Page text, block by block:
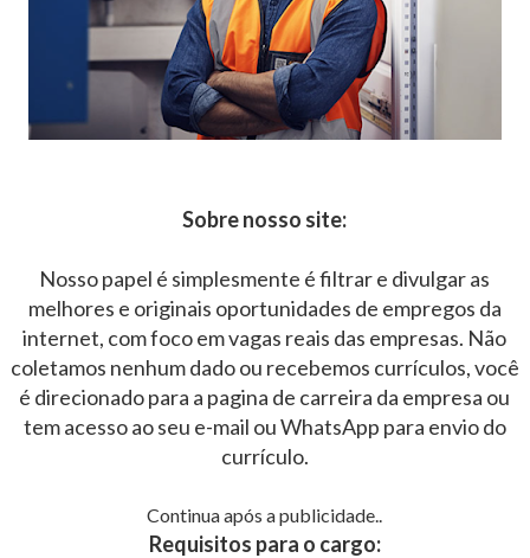
Sobre nosso site:
Nosso papel é simplesmente é filtrar e divulgar as
melhores e originais oportunidades de empregos da
internet, com foco em vagas reais das empresas. Não
coletamos nenhum dado ou recebemos currículos, você
é direcionado para a pagina de carreira da empresa ou
tem acesso ao seu e-mail ou WhatsApp para envio do
currículo.
Continua após a publicidade..
Requisitos para o cargo: